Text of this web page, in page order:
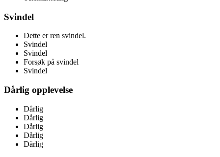
Svindel
Dette er ren svindel.
Svindel
Svindel
Forsøk på svindel
Svindel
Dårlig opplevelse
Dårlig
Dårlig
Dårlig
Dårlig
Dårlig